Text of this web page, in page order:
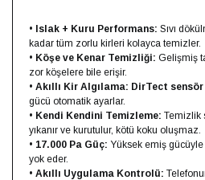
• Islak + Kuru Performans: Sıvı
kadar tüm zorlu kirleri kolayca temizler.
• Köşe ve Kenar Temizliği: Gelişmiş
zor köşelere bile erişir.
• Akıllı Kir Algılama: DirTect sensör
gücü otomatik ayarlar.
• Kendi Kendini Temizleme: Temizlik
yıkanır ve kurutulur, kötü koku oluşmaz.
• 17.000 Pa Güç: Yüksek emiş
yok eder.
• Akıllı Uygulama Kontrolü: